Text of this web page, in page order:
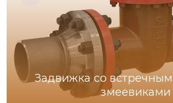
Задвижка со
змеевиками